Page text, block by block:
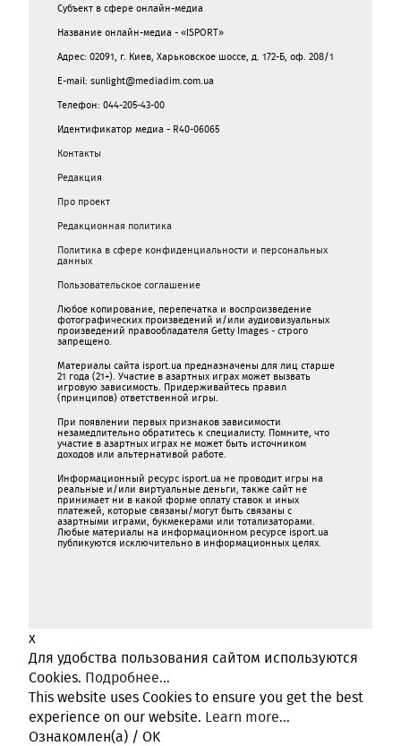
Субъект в сфере онлайн-медиа
Название онлайн-медиа - «ISPORT»
Адрес: 02091, г. Киев, Харьковское шоссе, д. 172-Б, оф. 208/1
E-mail: sunlight@mediadim.com.ua
Телефон: 044-205-43-00
Идентификатор медиа - R40-06065
Контакты
Редакция
Про проект
Редакционная политика
Политика в сфере конфиденциальности и персональных
данных
Пользовательское соглашение
Любое копирование, перепечатка и воспроизведение
фотографических произведений и/или аудиовизуальных
произведений правообладателя Getty Images - строго
запрещено.
Материалы сайта isport.ua предназначены для лиц старше
21 года (21+). Участие в азартных играх может вызвать
игровую зависимость. Придерживайтесь правил
(принципов) ответственной игры.
При появлении первых признаков зависимости
незамедлительно обратитесь к специалисту. Помните, что
участие в азартных играх не может быть источником
доходов или альтернативой работе.
Информационный ресурс isport.ua не проводит игры на
реальные и/или виртуальные деньги, также сайт не
принимает ни в какой форме oплaту ставок и иных
платежей, которые связаны/могут быть связаны c
азартными игрaми, букмекерами или тотализаторами.
Любые материалы на информационном ресурсе isport.ua
публикуютcя исключительно в информационных целях.
x
Для удобства пользования сайтом используются
Cookies. Подробнее...
This website uses Cookies to ensure you get the best
experience on our website. Learn more...
Ознакомлен(а) / OK